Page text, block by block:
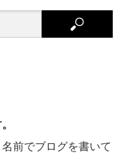
名前でブログを書いて